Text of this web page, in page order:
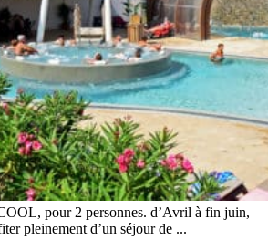
pour 2 personnes. d’Avril à fin juin,
pleinement d’un séjour de ...